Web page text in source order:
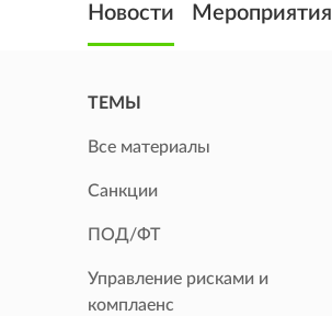
Новости Мероприятия
ТЕМЫ
Все материалы
Санкции
ПОД/ФТ
Управление рисками и
комплаенс